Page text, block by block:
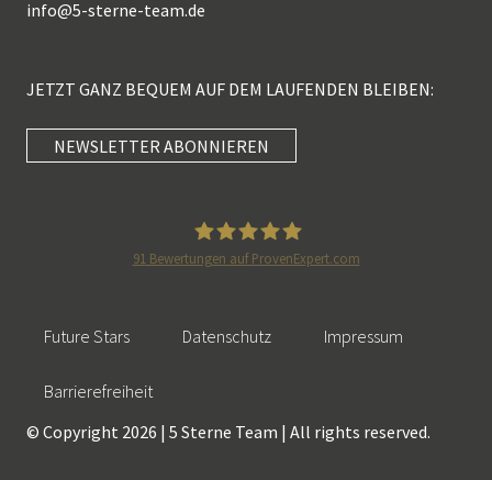
info@5-sterne-team.de
JETZT GANZ BEQUEM AUF DEM LAUFENDEN BLEIBEN:
NEWSLETTER ABONNIEREN
91 Bewertungen auf ProvenExpert.com
Future Stars Datenschutz Impressum
Barrierefreiheit
© Copyright 2026 | 5 Sterne Team | All rights reserved.
101 Kundenbewertungen
SEHR GUT